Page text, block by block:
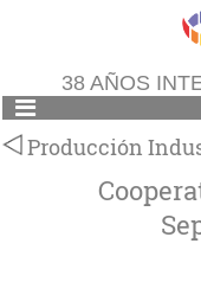
38 AÑOS
Producción